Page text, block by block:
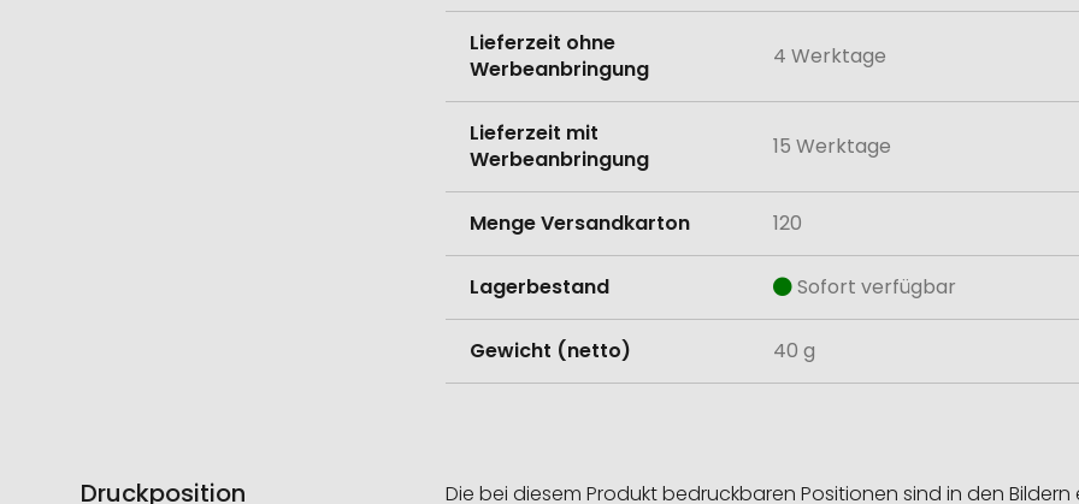
Lieferzeit ohne
Werbeanbringung
4 Werktage
Lieferzeit mit
Werbeanbringung
15 Werktage
Menge Versandkarton 120
Lagerbestand Sofort verfügbar
Gewicht (netto) 40 g
Druckposition Die bei diesem Produkt bedruckbaren Positionen sind in den